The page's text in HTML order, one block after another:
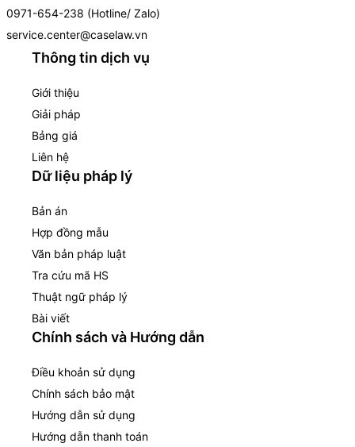
0971-654-238 (Hotline/ Zalo)
service.center@caselaw.vn
Thông tin dịch vụ
Giới thiệu
Giải pháp
Bảng giá
Liên hệ
Dữ liệu pháp lý
Bản án
Hợp đồng mẫu
Văn bản pháp luật
Tra cứu mã HS
Thuật ngữ pháp lý
Bài viết
Chính sách và Hướng dẫn
Điều khoản sử dụng
Chính sách bảo mật
Hướng dẫn sử dụng
Hướng dẫn thanh toán